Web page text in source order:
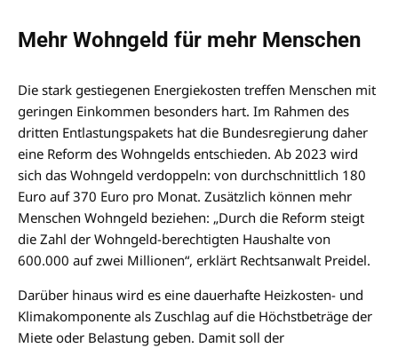
Mehr Wohngeld für mehr Menschen
Die stark gestiegenen Energiekosten treffen Menschen mit
geringen Einkommen besonders hart. Im Rahmen des
dritten Entlastungspakets hat die Bundesregierung daher
eine Reform des Wohngelds entschieden. Ab 2023 wird
sich das Wohngeld verdoppeln: von durchschnittlich 180
Euro auf 370 Euro pro Monat. Zusätzlich können mehr
Menschen Wohngeld beziehen: „Durch die Reform steigt
die Zahl der Wohngeld-berechtigten Haushalte von
600.000 auf zwei Millionen“, erklärt Rechtsanwalt Preidel.
Darüber hinaus wird es eine dauerhafte Heizkosten- und
Klimakomponente als Zuschlag auf die Höchstbeträge der
Miete oder Belastung geben. Damit soll der